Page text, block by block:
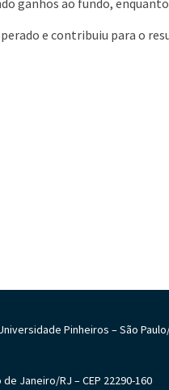
ganhos ao fundo,
e contribuiu para o
Pinheiros – São
Janeiro/RJ – CEP 22290-160